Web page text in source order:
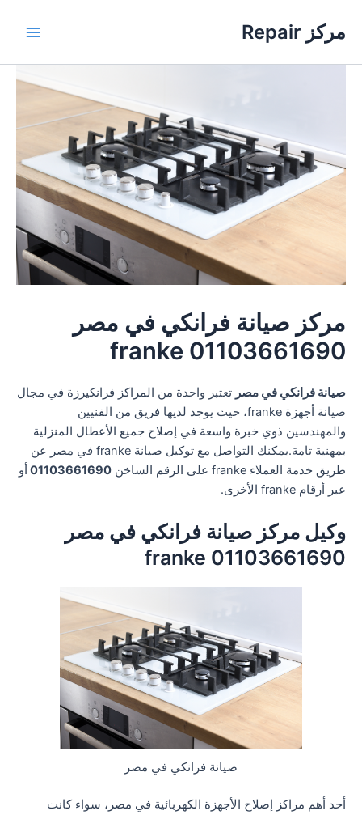
المحتوى
مركز Repair
مركز صيانة فرانكي في مصر
01103661690 franke
صيانة فرانكي في مصر تعتبر واحدة من المراكز فرانكيرزة في مجال
صيانة أجهزة franke، حيث يوجد لديها فريق من الفنيين
والمهندسين ذوي خبرة واسعة في إصلاح جميع الأعطال المنزلية
بمهنية تامة.يمكنك التواصل مع توكيل صيانة franke في مصر عن
طريق خدمة العملاء franke على الرقم الساخن
01103661690 أو
عبر أرقام franke الأخرى.
وكيل مركز صيانة فرانكي في مصر
01103661690 franke
صيانة فرانكي في مصر
أحد أهم مراكز إصلاح الأجهزة الكهربائية في مصر، سواء كانت